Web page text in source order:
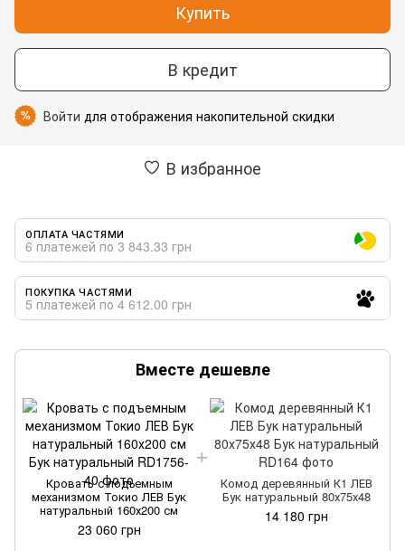
Купить
В кредит
% Войти для отображения накопительной скидки
В избранное
ОПЛАТА ЧАСТЯМИ
6 платежей по 3 843.33 грн
ПОКУПКА ЧАСТЯМИ
5 платежей по 4 612.00 грн
Вместе дешевле
Кровать с подъемным
механизмом Токио ЛЕВ Бук
натуральный 160х200 см
23 060 грн
Комод деревянный К1 ЛЕВ
Бук натуральный 80х75х48
14 180 грн